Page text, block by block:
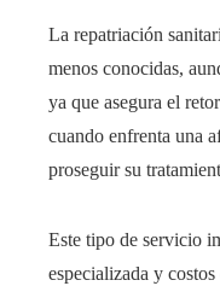
La repatriación
menos conocidas,
ya que asegura el
cuando enfrenta una
proseguir su
Este tipo de servicio
especializada y